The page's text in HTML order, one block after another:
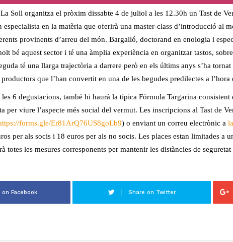
Soll organitza el pròxim dissabte 4 de juliol a les 12.30h un Tast de
en la matèria que oferirà una master-class d’introducció al
provinents d’arreu del món. Bargalló, doctorand en enologia i
bé aquest sector i té una àmplia experiència en organitzar tastos,
té una llarga trajectòria a darrere però en els últims anys s’ha
que l’han convertit en una de les begudes predilectes a l’hora
6 degustacions, també hi haurà la típica Fórmula Targarina consistent
per viure l’aspecte més social del vermut. Les inscripcions al Tast de
forms.gle/Er81ArQ76US8goLb9) o enviant un correu electrònic a
per als socis i 18 euros per als no socis. Les places estan limitades a
totes les mesures corresponents per mantenir les distàncies de seguretat
on Facebook Share on Twitter